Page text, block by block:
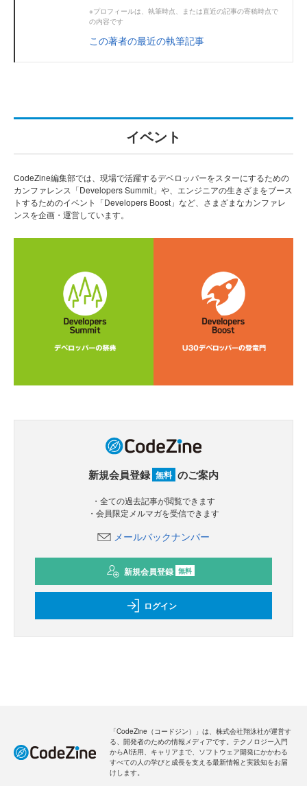
※プロフィールは、執筆時点、または直近の記事の寄稿時点で
の内容です
この著者の最近の執筆記事
イベント
CodeZine編集部では、現場で活躍するデベロッパーをスターにするための
カンファレンス「Developers Summit」や、エンジニアの生きざまをブース
トするためのイベント「Developers Boost」など、さまざまなカンファレ
ンスを企画・運営しています。
新規会員登録 無料 のご案内
・全ての過去記事が閲覧できます
・会員限定メルマガを受信できます
メールバックナンバー
新規会員登録 無料
ログイン
「CodeZine（コードジン）」は、株式会社翔泳社が運営す
る、開発者のための情報メディアです。テクノロジー入門
からAI活用、キャリアまで、ソフトウェア開発にかかわる
すべての人の学びと成長を支える最新情報と実践知をお届
けします。